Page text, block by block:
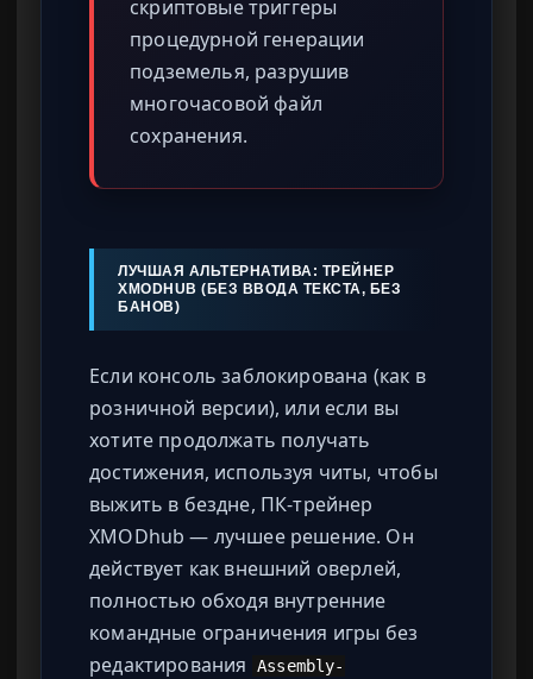
скриптовые триггеры
процедурной генерации
подземелья, разрушив
многочасовой файл
сохранения.
ЛУЧШАЯ АЛЬТЕРНАТИВА: ТРЕЙНЕР
XMODHUB (БЕЗ ВВОДА ТЕКСТА, БЕЗ
БАНОВ)
Если консоль заблокирована (как в
розничной версии), или если вы
хотите продолжать получать
достижения, используя читы, чтобы
выжить в бездне, ПК-трейнер
XMODhub — лучшее решение. Он
действует как внешний оверлей,
полностью обходя внутренние
командные ограничения игры без
редактирования
Assembly-